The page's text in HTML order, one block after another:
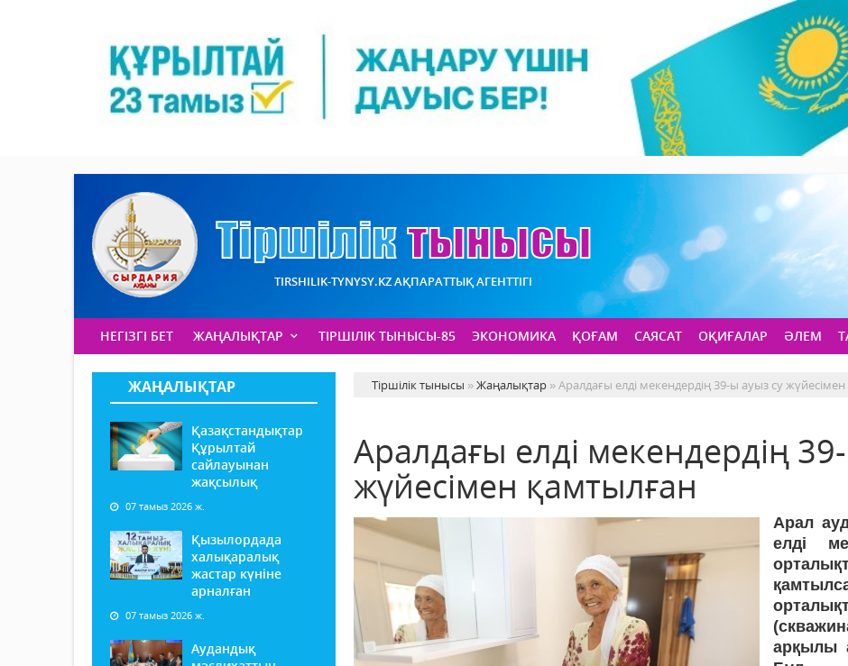
TIRSHILIK-TYNYSY.KZ АҚПАРАТТЫҚ АГЕНТТІГІ
НЕГІЗГІ БЕТ ЖАҢАЛЫҚТАР ТІРШІЛІК ТЫНЫСЫ-85 ЭКОНОМИКА ҚОҒАМ САЯСАТ ОҚИҒАЛАР ӘЛЕМ
ЖАҢАЛЫҚТАР
Қазақстандықтар
Құрылтай
сайлауынан
жақсылық
07 тамыз 2026 ж.
Қызылордада
халықаралық
жастар күніне
арналған
07 тамыз 2026 ж.
Аудандық
Тіршілік тынысы »Жаңалықтар » Аралдағы елді мекендердің 39-ы ауыз су
Аралдағы елді мекендердің
жүйесімен қамтылған
Арал
елді
арқылы